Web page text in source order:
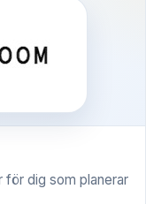
för dig som planerar